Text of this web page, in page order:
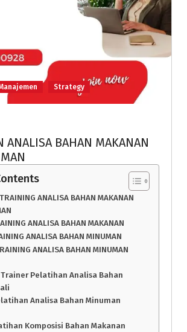
Strategy
ANALISA BAHAN MAKANAN
ANALISA BAHAN MAKANAN
ANALISA BAHAN MAKANAN
ANALISA BAHAN MINUMAN
ANALISA BAHAN MINUMAN
Pelatihan Analisa Bahan
Analisa Bahan Minuman
Komposisi Bahan Makanan